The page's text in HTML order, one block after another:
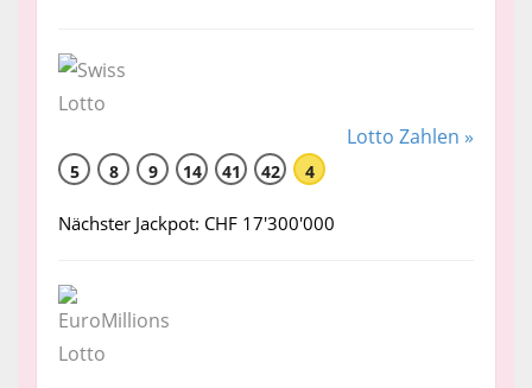
Lotto Zahlen »
5 8 9 14 41 42 4
Nächster Jackpot: CHF 17'300'000